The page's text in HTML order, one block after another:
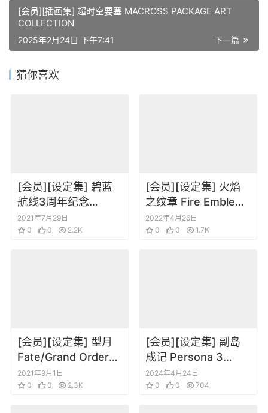
[会员][插画集] 超时空要塞 MACROSS PACKAGE ART
COLLECTION
下一篇
2025年2月24日 下午7:41
猜你喜欢
[会员][设定集] 碧蓝
航线3周年纪念
AZURLANE Third人
物设定立绘插画集
2021年7月29日
0
0 2.2K
[会员][设定集] 火焰
之纹章 Fire Emblem
Foldan 风花雪月人物
设定
2022年4月26日
0
0 1.7K
[会员][设定集] 型月
Fate/Grand Order
Material VII
2021年9月1日
0
0 2.3K
[会员][设定集] 副岛
成记 Persona 3
Reload Official
Complete Guide
2024年4月24日
0
0 704